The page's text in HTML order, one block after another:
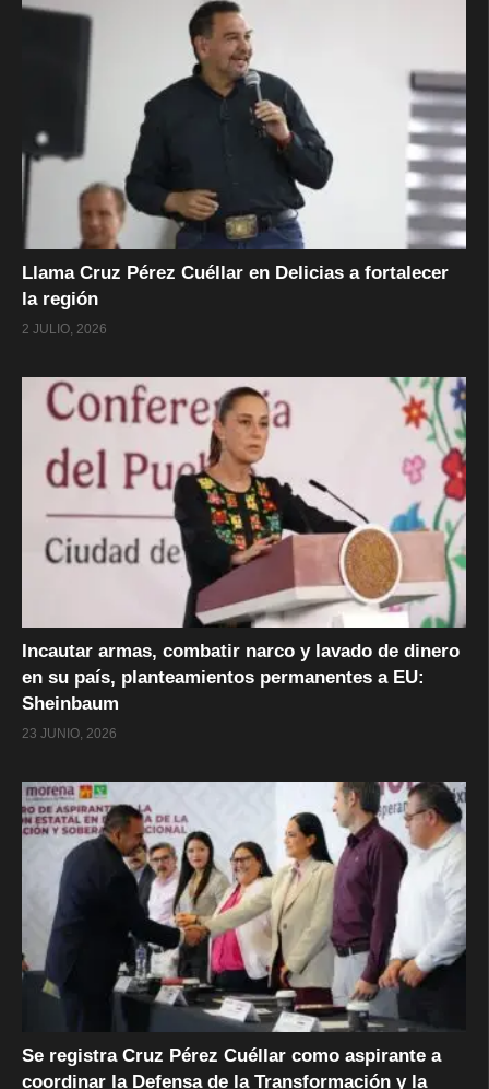
Llama Cruz Pérez Cuéllar en Delicias a fortalecer
la región
2 JULIO, 2026
Incautar armas, combatir narco y lavado de dinero
en su país, planteamientos permanentes a EU:
Sheinbaum
23 JUNIO, 2026
Se registra Cruz Pérez Cuéllar como aspirante a
coordinar la Defensa de la Transformación y la